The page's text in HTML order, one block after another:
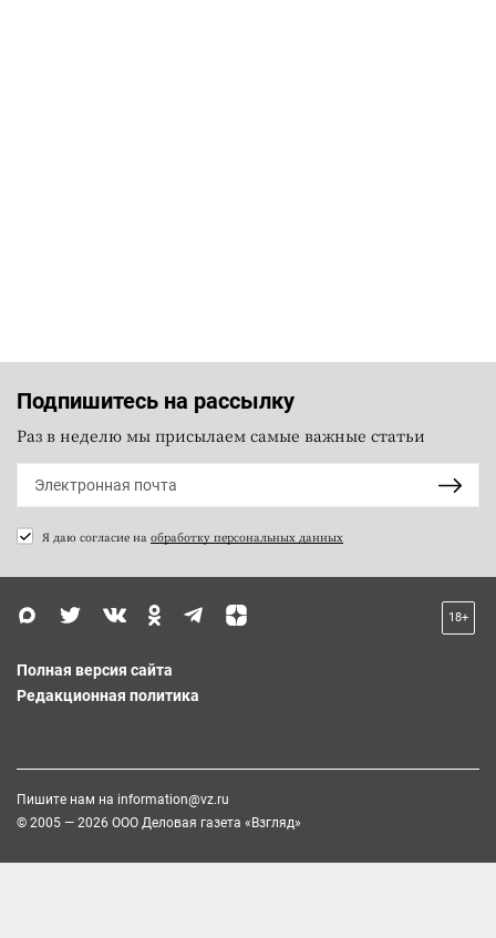
Подпишитесь на рассылку
Раз в неделю мы присылаем самые важные статьи
Я даю согласие на обработку персональных данных
18+
Полная версия сайта
Редакционная политика
Пишите нам на information@vz.ru
© 2005 — 2026 ООО Деловая газета «Взгляд»